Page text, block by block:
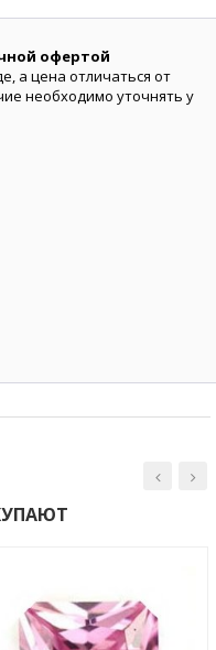
офертой
а цена отличаться от
необходимо уточнять у